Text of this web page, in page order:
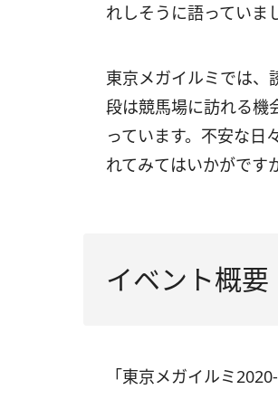
れしそうに語っていま
東京メガイルミでは、
段は競馬場に訪れる機
っています。不安な日
れてみてはいかがです
イベント概要
「東京メガイルミ2020-